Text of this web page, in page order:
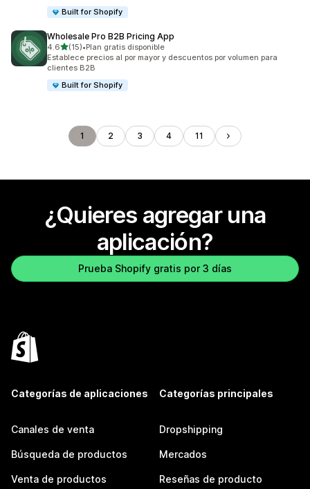
Built for Shopify
Wholesale Pro B2B Pricing App
4.6de 5 estrellas
(15)
15 reseñas en total
•Plan gratis disponible
Establece precios al por mayor y descuentos por volumen para
clientes B2B
Built for Shopify
1 2 3 4 11
¿Quieres agregar una
aplicación?
Prueba Shopify gratis por 3 días
Categorías de aplicaciones
Canales de venta
Búsqueda de productos
Venta de productos
Categorías principales
Dropshipping
Mercados
Reseñas de producto